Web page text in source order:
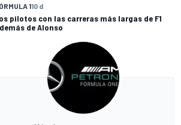
110 d
pilotos con las carreras más largas de F1
de Alonso